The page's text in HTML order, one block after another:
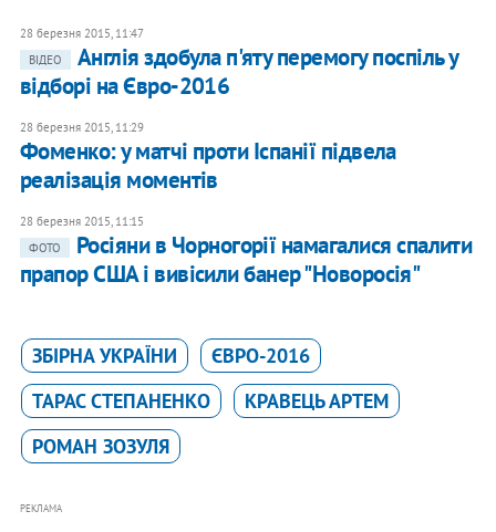
28 березня 2015, 11:47
ВІДЕО
Англія здобула п'яту перемогу поспіль у
відборі на Євро-2016
28 березня 2015, 11:29
Фоменко: у матчі проти Іспанії підвела
реалізація моментів
28 березня 2015, 11:15
ФОТО
Росіяни в Чорногорії намагалися спалити
прапор США і вивісили банер "Новоросія"
ЗБІРНА УКРАЇНИ
ЄВРО-2016
ТАРАС СТЕПАНЕНКО
КРАВЕЦЬ АРТЕМ
РОМАН ЗОЗУЛЯ
РЕКЛАМА